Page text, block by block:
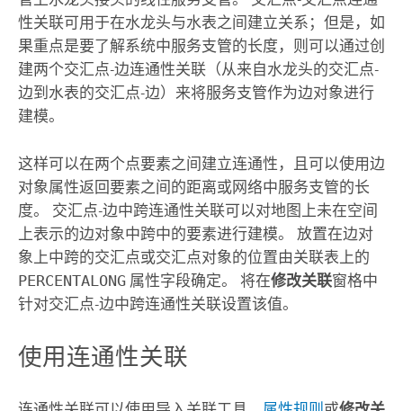
性关联可用于在水龙头与水表之间建立关系；但是，如
果重点是要了解系统中服务支管的长度，则可以通过创
建两个交汇点-边连通性关联（从来自水龙头的交汇点-
边到水表的交汇点-边）来将服务支管作为边对象进行
建模。
这样可以在两个点要素之间建立连通性，且可以使用边
对象属性返回要素之间的距离或网络中服务支管的长
度。 交汇点-边中跨连通性关联可以对地图上未在空间
上表示的边对象中跨中的要素进行建模。 放置在边对
象上中跨的交汇点或交汇点对象的位置由关联表上的
PERCENTALONG属性字段确定。 将在修改关联窗格中
针对交汇点-边中跨连通性关联设置该值。
使用连通性关联